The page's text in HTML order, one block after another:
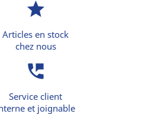
star
Articles en stock
chez nous
perm_phone_msg
Service client
et joignable